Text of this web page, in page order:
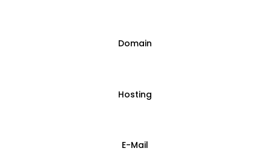
Domain
Hosting
E-Mail